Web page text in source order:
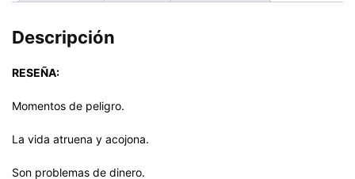
Descripción
RESEÑA:
Momentos de peligro.
La vida atruena y acojona.
Son problemas de dinero.